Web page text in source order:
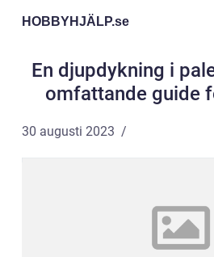
HOBBYHJÄLP.se
En djupdykning i
omfattande guide
30 augusti 2023